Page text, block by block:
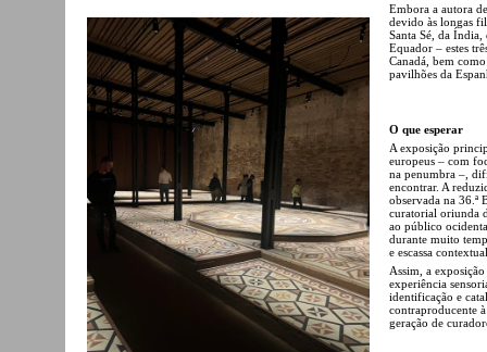
Embora a autora
devido às longas
Santa Sé, da
Equador – estes
Canadá, bem
pavilhões da
O que esperar
A exposição
europeus – com
na penumbra –,
encontrar. A
observada na 36.ª
curatorial oriunda
ao público
durante muito
e escassa
Assim, a
experiência
identificação e
contraproducente
geração de